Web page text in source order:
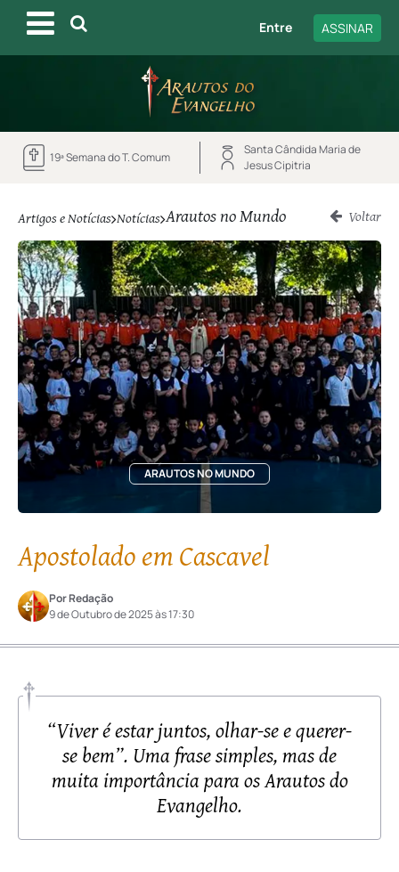
Entre ASSINAR
19ª Semana do T. Comum
Santa Cândida Maria de
Jesus Cipitria
Artigos e Notícias Notícias Arautos no Mundo Voltar
ARAUTOS NO MUNDO
Apostolado em Cascavel
Por Redação
9 de Outubro de 2025 às 17:30
“Viver é estar juntos, olhar-se e querer-
se bem”. Uma frase simples, mas de
muita importância para os Arautos do
Evangelho.